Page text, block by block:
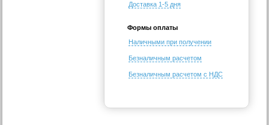
Доставка 1-5 дня
Формы оплаты
Наличными при получении
Безналичным расчетом
Безналичным расчетом с НДС